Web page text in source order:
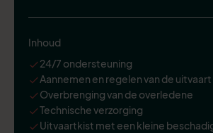
Inhoud
24/7 ondersteuning
Aannemen en regelen van de uitvaart
Overbrenging van de overledene
Technische verzorging
Uitvaartkist met een kleine